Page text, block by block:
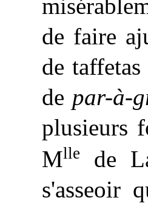
de faire
de
de par-à-
plusieurs
Mlle
de
s'asseoir